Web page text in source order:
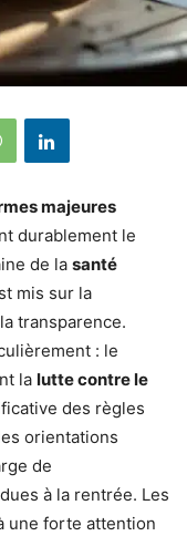
majeures
durablement le
de la santé
mis sur la
transparence.
: le
la lutte contre le
des règles
orientations
de
à la rentrée. Les
une forte attention